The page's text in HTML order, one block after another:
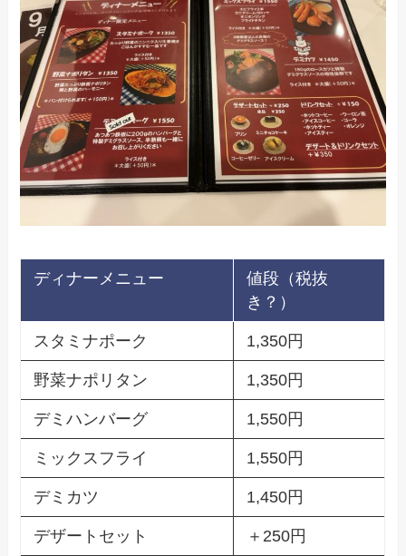
ディナーメニュー
値段（税抜
き？）
スタミナポーク 1,350円
野菜ナポリタン 1,350円
デミハンバーグ 1,550円
ミックスフライ 1,550円
デミカツ 1,450円
デザートセット ＋250円